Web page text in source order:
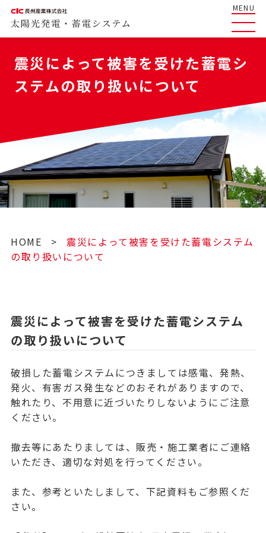
MENU
震災によって被害を受けた蓄電シ
ステムの取り扱いについて
HOME >
震災によって被害を受けた蓄電システム
の取り扱いについて
震災によって被害を受けた蓄電システム
の取り扱いについて
破損した蓄電システムにつきましては感電、発熱、
発火、有害ガス発生などのおそれがありますので、
触れたり、不用意に近づいたりしないようにご注意
ください。
撤去等にあたりましては、販売・施工業者にご連絡
いただき、適切な対処を行ってください。
また、参考といたしまして、下記資料もご参照くだ
さい。